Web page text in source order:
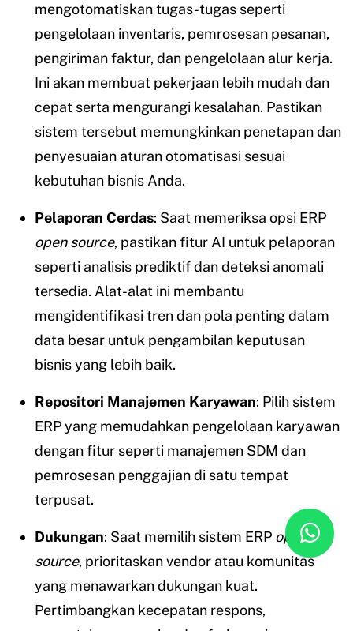
mengotomatiskan tugas-tugas seperti
pengelolaan inventaris, pemrosesan pesanan,
pengiriman faktur, dan pengelolaan alur kerja.
Ini akan membuat pekerjaan lebih mudah dan
cepat serta mengurangi kesalahan. Pastikan
sistem tersebut memungkinkan penetapan dan
penyesuaian aturan otomatisasi sesuai
kebutuhan bisnis Anda.
Pelaporan Cerdas: Saat memeriksa opsi ERP
open source, pastikan fitur AI untuk pelaporan
seperti analisis prediktif dan deteksi anomali
tersedia. Alat-alat ini membantu
mengidentifikasi tren dan pola penting dalam
data besar untuk pengambilan keputusan
bisnis yang lebih baik.
Repositori Manajemen Karyawan: Pilih sistem
ERP yang memudahkan pengelolaan karyawan
dengan fitur seperti manajemen SDM dan
pemrosesan penggajian di satu tempat
terpusat.
Dukungan: Saat memilih sistem ERP open
source, prioritaskan vendor atau komunitas
yang menawarkan dukungan kuat.
Pertimbangkan kecepatan respons,